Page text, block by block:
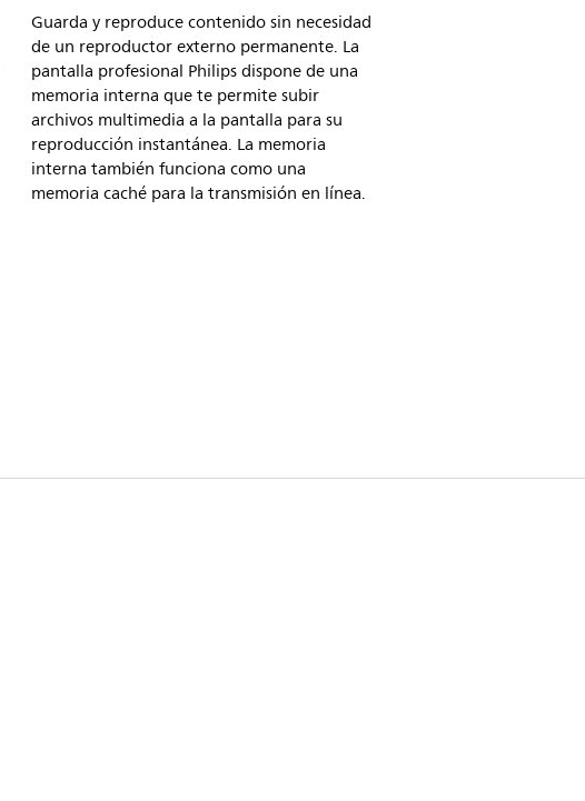
Guarda y reproduce contenido sin necesidad
de un reproductor externo permanente. La
pantalla profesional Philips dispone de una
memoria interna que te permite subir
archivos multimedia a la pantalla para su
reproducción instantánea. La memoria
interna también funciona como una
memoria caché para la transmisión en línea.